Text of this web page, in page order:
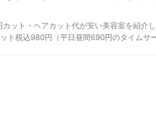
ット・ヘアカット代が安い美容室を紹介
ト税込980円（平日昼間690円のタイムサ